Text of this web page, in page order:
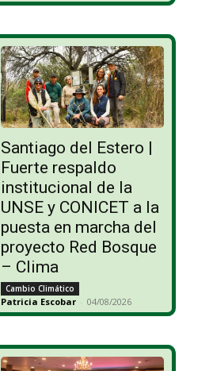
Santiago del Estero |
Fuerte respaldo
institucional de la
UNSE y CONICET a la
puesta en marcha del
proyecto Red Bosque
– Clima
Cambio Climático
Patricia Escobar - 04/08/2026